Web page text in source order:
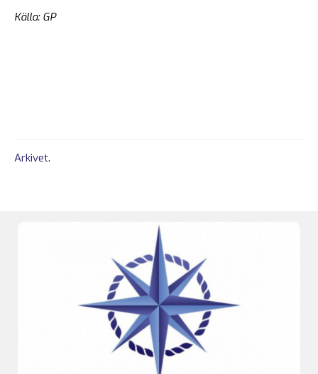
Källa: GP
Arkivet.